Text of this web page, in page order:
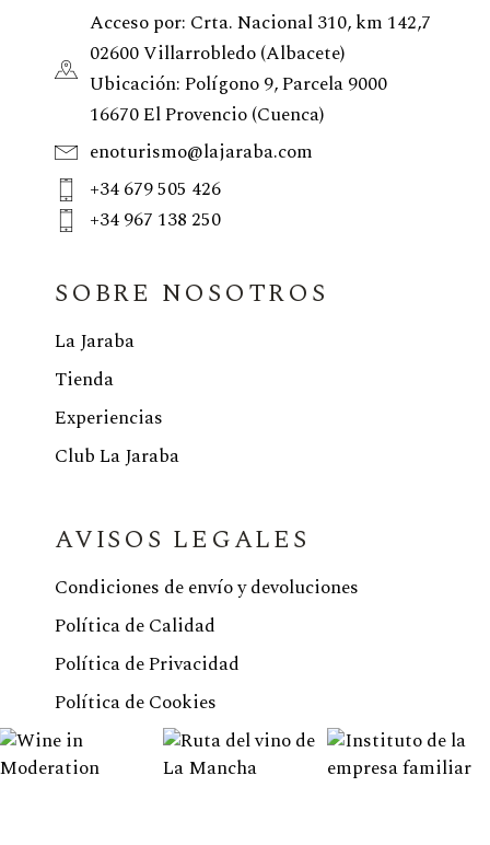
Acceso por: Crta. Nacional 310, km 142,7
02600 Villarrobledo (Albacete)
Ubicación: Polígono 9, Parcela 9000
16670 El Provencio (Cuenca)
enoturismo@lajaraba.com
+34 679 505 426
+34 967 138 250
SOBRE NOSOTROS
La Jaraba
Tienda
Experiencias
Club La Jaraba
AVISOS LEGALES
Condiciones de envío y devoluciones
Política de Calidad
Política de Privacidad
Política de Cookies